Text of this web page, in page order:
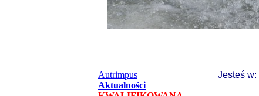
Autrimpus
Aktualności
Jesteś w: